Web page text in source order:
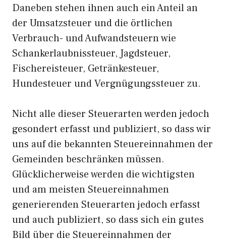
Daneben stehen ihnen auch ein Anteil an
der Umsatzsteuer und die örtlichen
Verbrauch- und Aufwandsteuern wie
Schankerlaubnissteuer, Jagdsteuer,
Fischereisteuer, Getränkesteuer,
Hundesteuer und Vergnügungssteuer zu.
Nicht alle dieser Steuerarten werden jedoch
gesondert erfasst und publiziert, so dass wir
uns auf die bekannten Steuereinnahmen der
Gemeinden beschränken müssen.
Glücklicherweise werden die wichtigsten
und am meisten Steuereinnahmen
generierenden Steuerarten jedoch erfasst
und auch publiziert, so dass sich ein gutes
Bild über die Steuereinnahmen der